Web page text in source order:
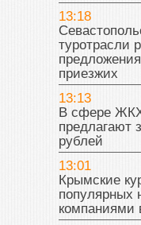
13:18
туротрасли
приезжих
13:13
В сфере
предлагают
рублей
13:01
Крымские
популярных
компаниями